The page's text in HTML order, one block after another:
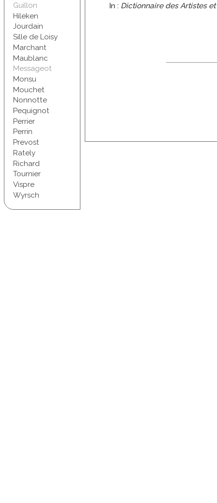
Guillon
Hileken
Jourdain
Sille de Loisy
Marchant
Maublanc
Messageot
Monsu
Mouchet
Nonnotte
Pequignot
Perrier
Perrin
Prevost
Rately
Richard
Tournier
Vispre
Wyrsch
In : Dictionnaire des Artistes